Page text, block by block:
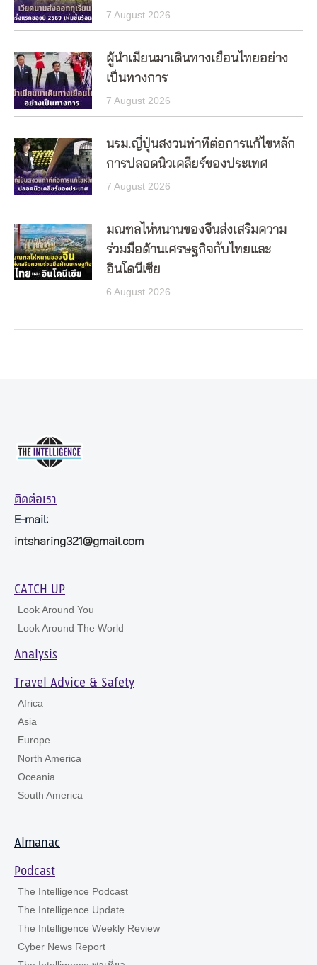
7 August 2026
ผู้นำเมียนมาเดินทางเยือนไทยอย่าง
เป็นทางการ
7 August 2026
นรม.ญี่ปุ่นสงวนท่าทีต่อการแก้ไขหลัก
การปลอดนิวเคลียร์ของประเทศ
7 August 2026
มณฑลไห่หนานของจีนส่งเสริมความ
ร่วมมือด้านเศรษฐกิจกับไทยและ
อินโดนีเซีย
6 August 2026
ติดต่อเรา
E-mail:
intsharing321@gmail.com
CATCH UP
Look Around You
Look Around The World
Analysis
Travel Advice & Safety
Africa
Asia
Europe
North America
Oceania
South America
Almanac
Podcast
The Intelligence Podcast
The Intelligence Update
The Intelligence Weekly Review
Cyber News Report